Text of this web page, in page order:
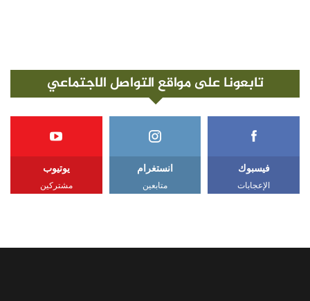
تابعونا على مواقع التواصل الاجتماعي
فيسبوك
الإعجابات
انستغرام
متابعين
يوتيوب
مشتركين